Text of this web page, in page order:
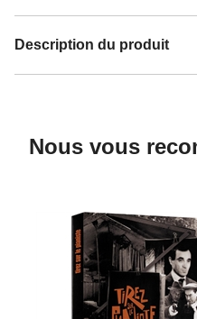
Description du produit
Nous vous